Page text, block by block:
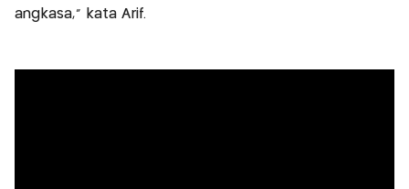
angkasa,” kata Arif.